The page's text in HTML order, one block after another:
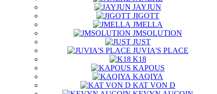
JAYJUN
JIGOTT
JMELLA
JMSOLUTION
JUST
JUVIA'S PLACE
K18
KAPOUS
KAQIYA
KAT VON D